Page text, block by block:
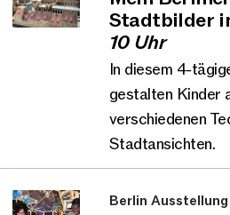
Stadtbilder
10 Uhr
In diesem 4-
gestalten Kinder
verschiedenen
Stadtansichten.
Berlin Ausstellung